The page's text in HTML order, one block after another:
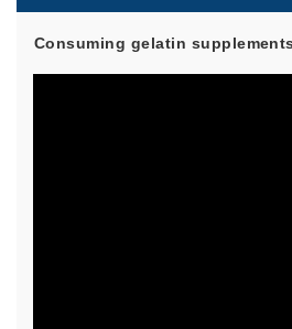
Consuming gelatin